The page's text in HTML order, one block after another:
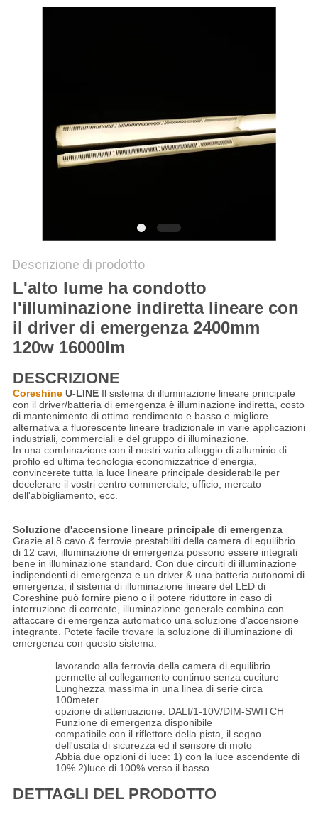
Descrizione di prodotto
L'alto lume ha condotto
l'illuminazione indiretta lineare con
il driver di emergenza 2400mm
120w 16000lm
DESCRIZIONE
Coreshine U-LINE Il sistema di illuminazione lineare principale
con il driver/batteria di emergenza è illuminazione indiretta, costo
di mantenimento di ottimo rendimento e basso e migliore
alternativa a fluorescente lineare tradizionale in varie applicazioni
industriali, commerciali e del gruppo di illuminazione.
In una combinazione con il nostri vario alloggio di alluminio di
profilo ed ultima tecnologia economizzatrice d'energia,
convincerete tutta la luce lineare principale desiderabile per
decelerare il vostri centro commerciale, ufficio, mercato
dell'abbigliamento, ecc.
Soluzione d'accensione lineare principale di emergenza
Grazie al 8 cavo & ferrovie prestabiliti della camera di equilibrio
di 12 cavi, illuminazione di emergenza possono essere integrati
bene in illuminazione standard. Con due circuiti di illuminazione
indipendenti di emergenza e un driver & una batteria autonomi di
emergenza, il sistema di illuminazione lineare del LED di
Coreshine può fornire pieno o il potere riduttore in caso di
interruzione di corrente, illuminazione generale combina con
attaccare di emergenza automatico una soluzione d'accensione
integrante. Potete facile trovare la soluzione di illuminazione di
emergenza con questo sistema.
lavorando alla ferrovia della camera di equilibrio
permette al collegamento continuo senza cuciture
Lunghezza massima in una linea di serie circa
100meter
opzione di attenuazione: DALI/1-10V/DIM-SWITCH
Funzione di emergenza disponibile
compatibile con il riflettore della pista, il segno
dell'uscita di sicurezza ed il sensore di moto
Abbia due opzioni di luce: 1) con la luce ascendente di
10% 2)luce di 100% verso il basso
DETTAGLI DEL PRODOTTO